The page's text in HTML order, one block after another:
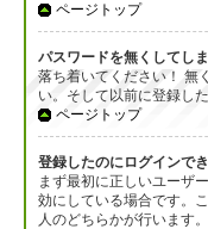
ページトップ
パスワードを無くしてし
落ち着いてください！ 無
い。そして以前に登録し
ページトップ
登録したのにログインで
まず最初に正しいユーザ
効にしている場合です。
人のどちらかが行います